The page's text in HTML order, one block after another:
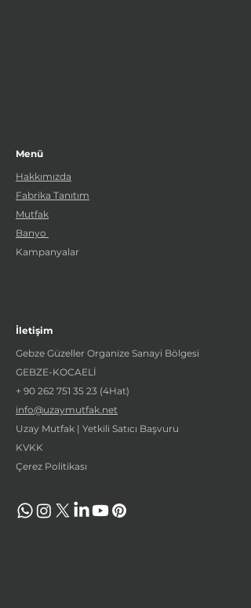
Menü
Hakkımızda
Fabrika Tanıtım
Mutfak
Banyo
Kampanyalar
İletişim
Gebze Güzeller Organize Sanayi Bölgesi
GEBZE-KOCAELİ
+ 90 262 751 35 23 (4Hat)
info@uzaymutfak.net
Uzay Mutfak | Yetkili Satıcı Başvuru
KVKK
Çerez Politikası